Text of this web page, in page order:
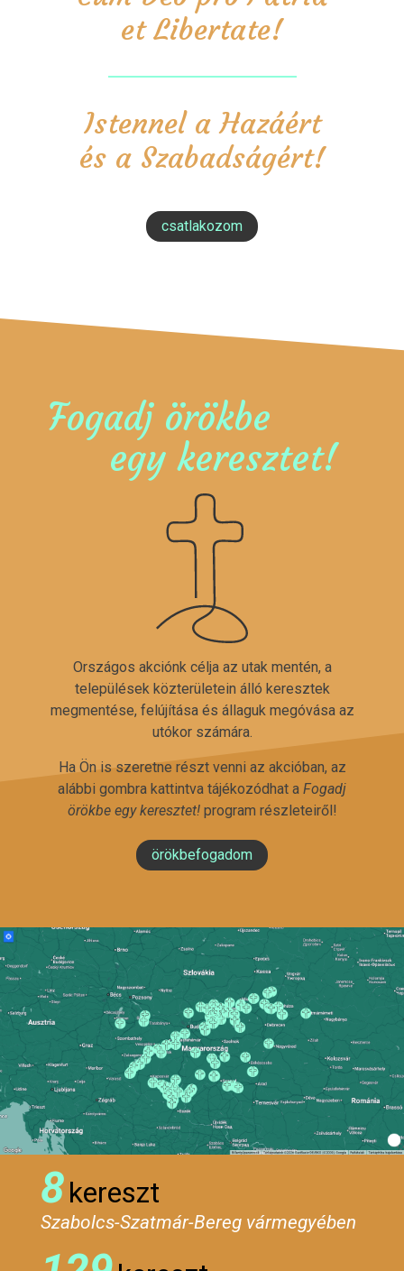
et Libertate!
Istennel a Hazáért
és a Szabadságért!
csatlakozom
Fogadj örökbe
egy keresztet!
Országos akciónk célja az utak mentén, a
települések közterületein álló keresztek
megmentése, felújítása és állaguk megóvása az
utókor számára.
Ha Ön is szeretne részt venni az akcióban, az
alábbi gombra kattintva tájékozódhat a Fogadj
örökbe egy keresztet!program részleteiről!
örökbefogadom
8kereszt
Szabolcs-Szatmár-Bereg vármegyében